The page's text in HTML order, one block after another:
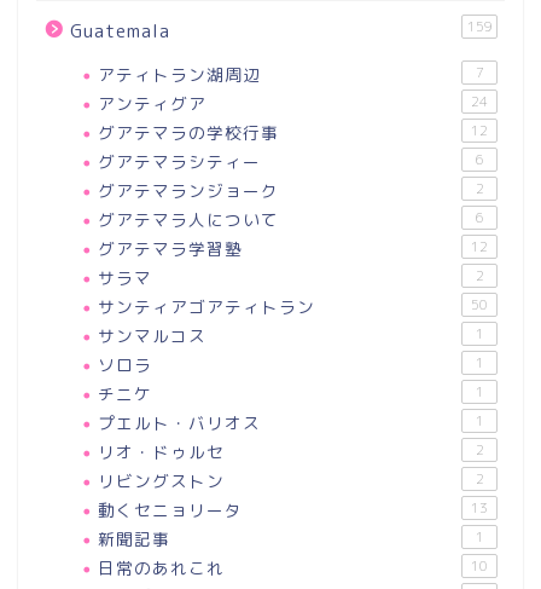
Guatemala 159
アティトラン湖周辺 7
アンティグア 24
グアテマラの学校行事 12
グアテマラシティー 6
グアテマランジョーク 2
グアテマラ人について 6
グアテマラ学習塾 12
サラマ 2
サンティアゴアティトラン 50
サンマルコス 1
ソロラ 1
チニケ 1
プエルト・バリオス 1
リオ・ドゥルセ 2
リビングストン 2
動くセニョリータ 13
新聞記事 1
日常のあれこれ 10